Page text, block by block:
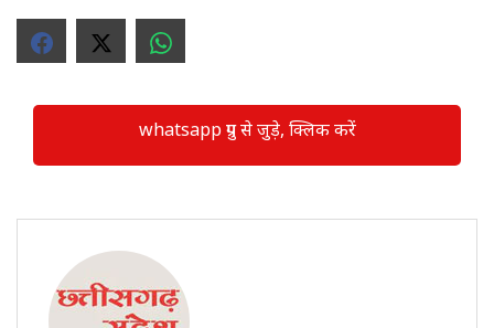
whatsapp ग्रुप से जुड़े, क्लिक करें